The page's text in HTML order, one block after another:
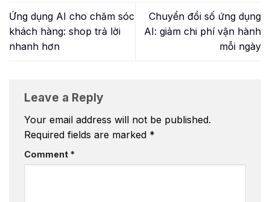
Ứng dụng AI cho chăm sóc
khách hàng: shop trả lời
nhanh hơn
Chuyển đổi số ứng dụng
AI: giảm chi phí vận hành
mỗi ngày
Leave a Reply
Your email address will not be published.
Required fields are marked *
Comment *